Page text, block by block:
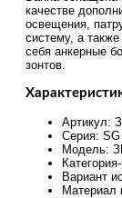
качестве
освещения,
систему, а
себя анкерные
зонтов.
Артикул:
Серия:
Модель:
Вариант
Материал